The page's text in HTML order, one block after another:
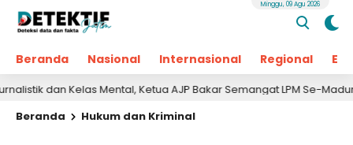
Beranda Nasional Internasional Regional
Minggu, 09 Agu 2026
Kelas Mental, Ketua AJP Bakar Semangat LPM Se-Madura
Beranda Hukum dan Kriminal